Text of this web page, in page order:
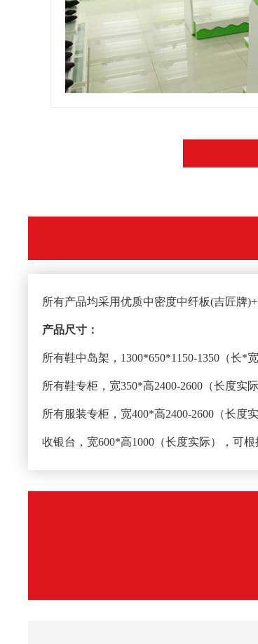
所有产品均采用优质中密度中纤板(吉匠牌
产品尺寸：
所有鞋中岛架，1300*650*1150-1350（长*
所有鞋专柜，宽350*高2400-2600（长度实
所有服装专柜，宽400*高2400-2600（长度
收银台，宽600*高1000（长度实际），可根